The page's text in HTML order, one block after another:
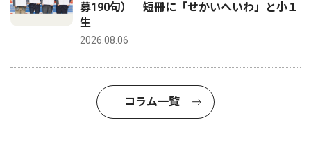
募190句） 短冊に「せかいへいわ」と小１
生
2026.08.06
コラム一覧